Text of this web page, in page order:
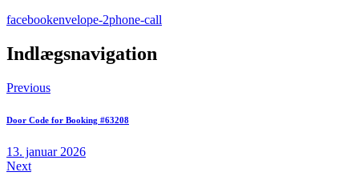
facebookenvelope-2phone-call
Indlægsnavigation
Previous
Door Code for Booking #63208
13. januar 2026
Next